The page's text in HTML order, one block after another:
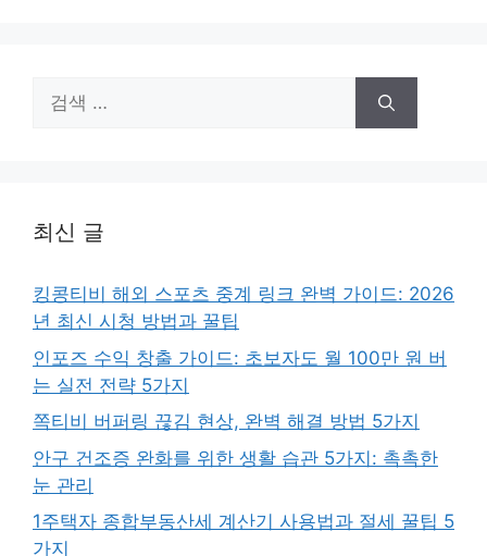
색:
최신 글
킹콩티비 해외 스포츠 중계 링크 완벽 가이드: 2026
년 최신 시청 방법과 꿀팁
인포즈 수익 창출 가이드: 초보자도 월 100만 원 버
는 실전 전략 5가지
쪽티비 버퍼링 끊김 현상, 완벽 해결 방법 5가지
안구 건조증 완화를 위한 생활 습관 5가지: 촉촉한
눈 관리
1주택자 종합부동산세 계산기 사용법과 절세 꿀팁 5
가지